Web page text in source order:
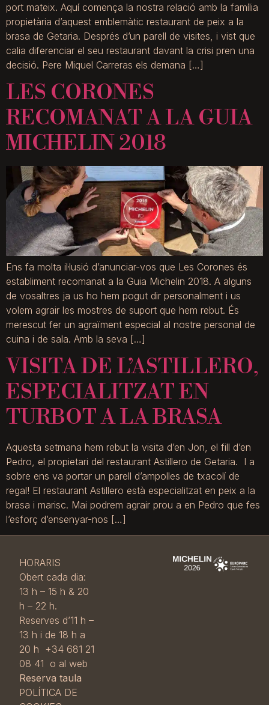
port mateix. Aquí comença la nostra relació amb la família
propietària d’aquest emblemàtic restaurant de peix a la
brasa de Getaria. Després d’un parell de visites, i vist que
calia diferenciar el seu restaurant davant la crisi pren una
decisió. Pere Miquel Carreras els demana […]
LES CORONES
RECOMANAT A LA GUIA
MICHELIN 2018
Ens fa molta il·lusió d’anunciar-vos que Les Corones és
establiment recomanat a la Guia Michelin 2018. A alguns
de vosaltres ja us ho hem pogut dir personalment i us
volem agrair les mostres de suport que hem rebut. És
merescut fer un agraïment especial al nostre personal de
cuina i de sala. Amb la seva […]
VISITA DE L’ASTILLERO,
ESPECIALITZAT EN
TURBOT A LA BRASA
Aquesta setmana hem rebut la visita d’en Jon, el fill d’en
Pedro, el propietari del restaurant Astillero de Getaria. I a
sobre ens va portar un parell d’ampolles de txacolí de
regal! El restaurant Astillero està especialitzat en peix a la
brasa i marisc. Mai podrem agrair prou a en Pedro que fes
l’esforç d’ensenyar-nos […]
HORARIS
Obert cada dia:
13 h – 15 h & 20
h – 22 h.
Reserves d’11 h –
13 h i de 18 h a
20 h +34 681 21
08 41 o al web
Reserva taula
POLÍTICA DE